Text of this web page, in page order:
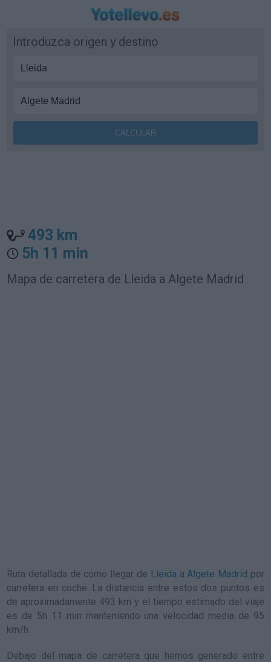
Introduzca origen y destino
493 km
5h 11 min
Mapa de carretera de Lleida a Algete Madrid
Ruta detallada de cómo llegar de Lleida aAlgete Madrid por
carretera en coche. La distancia entre estos dos puntos es
de aproximadamente 493 km y el tiempo estimado del viaje
es de 5h 11 min manteniendo una velocidad media de 95
km/h.
Debajo del mapa de carretera que hemos generado entre